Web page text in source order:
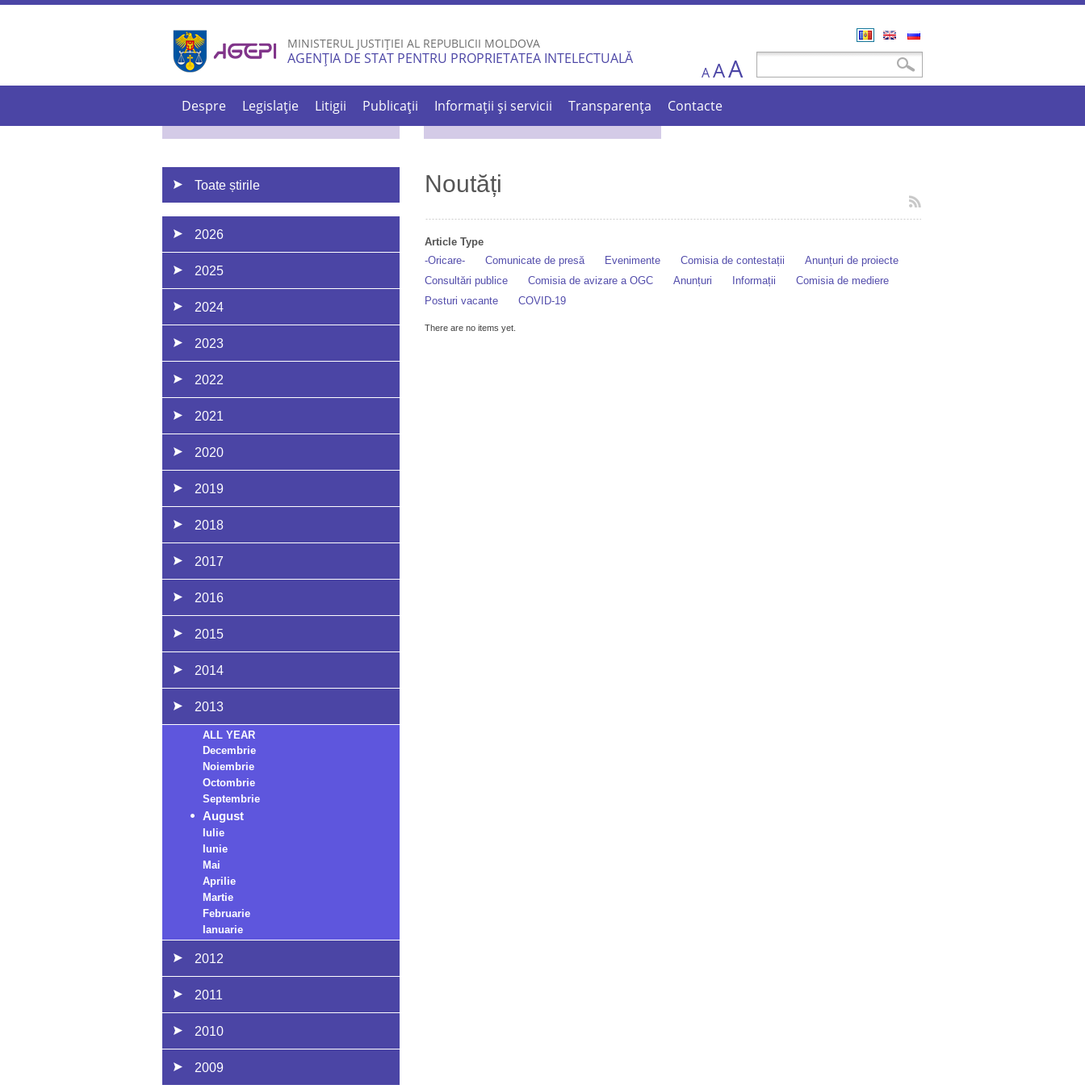
Skip to
content
MINISTERUL JUSTIȚIEI AL REPUBLICII MOLDOVA
AGENȚIA DE STAT PENTRU PROPRIETATEA INTELECTUALĂ Căutare
A AA
Despre Legislație Litigii Publicații Informații și servicii Transparența Contacte
Toate știrile
2026
2025
2024
2023
2022
2021
2020
2019
2018
2017
2016
2015
2014
2013
ALL YEAR
Decembrie
Noiembrie
Octombrie
Septembrie
August
Iulie
Iunie
Mai
Aprilie
Martie
Februarie
Ianuarie
2012
2011
2010
2009
Noutăți
Article Type
-Oricare-
Comunicate de presă Evenimente Comisia de contestații
Anunțuri de proiecte
Consultări publice
Comisia de avizare a OGC Anunțuri Informații
Comisia de mediere
Posturi vacante
COVID-19
There are no items yet.